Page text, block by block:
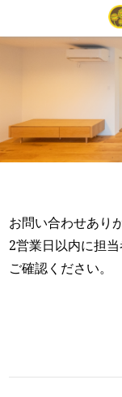
お問い合わせあり
2営業日以内に担
ご確認ください。